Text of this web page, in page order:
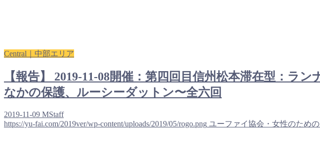
Central｜中部エリア
【報告】 2019-11-08開催：第四回目信州松本滞在型：
なかの保護、ルーシーダットン〜全六回
2019-11-09 MStaff
https://yu-fai.com/2019ver/wp-content/uploads/2019/05/rogo.png ユーファイ協会・女性のため